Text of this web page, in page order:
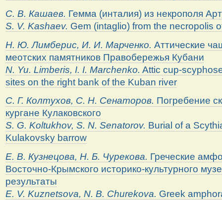
С. В. Кашаев. Гемма (инталия) из некрополя
S. V. Kashaev. Gem (intaglio) from the necropolis
Н. Ю. Лимберис, И. И. Марченко. Аттические
меотских памятников Правобережья Кубани
N. Yu. Limberis, I. I. Marchenko. Attic cup-
sites on the right bank of the Kuban river
С. Г. Колтухов, С. Н. Сенаторов. Погребение
кургане Кулаковского
S. G. Koltukhov, S. N. Senatorov. Burial of a
Kulakovsky barrow
Е. В. Кузнецова, Н. Б. Чурекова. Греческие
Восточно-Крымского историко-культурного
результаты
E. V. Kuznetsova, N. B. Churekova. Greek